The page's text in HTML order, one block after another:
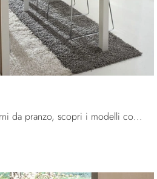
Se cerchi tavoli moderni da pranzo, scopri i modelli consolle di La Primavera: clicca e scopri il modello Mattia in HPL.